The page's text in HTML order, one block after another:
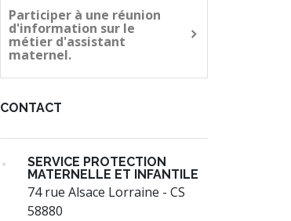
Participer à une réunion
d'information sur le
métier d'assistant
maternel.
CONTACT
SERVICE PROTECTION
MATERNELLE ET INFANTILE
74 rue Alsace Lorraine - CS
58880